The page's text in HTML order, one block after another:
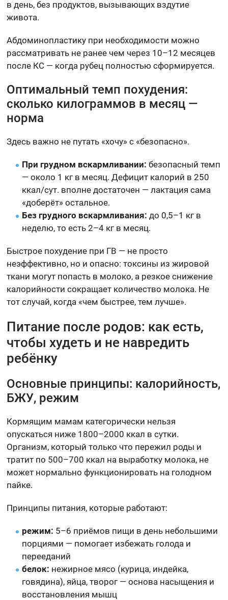
в день, без продуктов, вызывающих вздутие
живота.
Абдоминопластику при необходимости можно
рассматривать не ранее чем через 10–12 месяцев
после КС — когда рубец полностью сформируется.
Оптимальный темп похудения:
сколько килограммов в месяц —
норма
Здесь важно не путать «хочу» с «безопасно».
При грудном вскармливании: безопасный темп
— около 1 кг в месяц. Дефицит калорий в 250
ккал/сут. вполне достаточен — лактация сама
«доберёт» остальное.
Без грудного вскармливания: до 0,5–1 кг в
неделю, то есть 2–4 кг в месяц.
Быстрое похудение при ГВ — не просто
неэффективно, но и опасно: токсины из жировой
ткани могут попасть в молоко, а резкое снижение
калорийности сокращает количество молока. Не
тот случай, когда «чем быстрее, тем лучше».
Питание после родов: как есть,
чтобы худеть и не навредить
ребёнку
Основные принципы: калорийность,
БЖУ, режим
Кормящим мамам категорически нельзя
опускаться ниже 1800–2000 ккал в сутки.
Организм, который только что пережил роды и
тратит по 500–700 ккал на выработку молока, не
может нормально функционировать на голодном
пайке.
Принципы питания, которые работают:
режим: 5–6 приёмов пищи в день небольшими
порциями — помогает избежать голода и
перееданий
белок: нежирное мясо (курица, индейка,
говядина), яйца, творог — основа насыщения и
восстановления мышц